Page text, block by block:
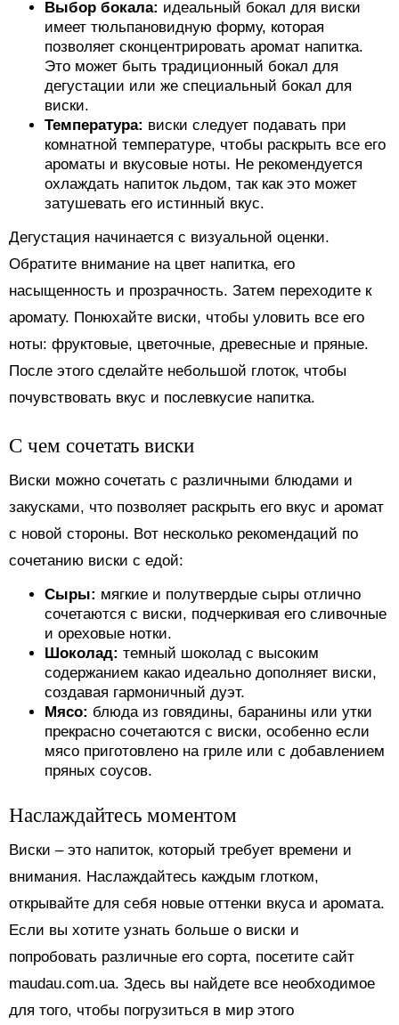
Выбор бокала: идеальный бокал для виски
имеет тюльпановидную форму, которая
позволяет сконцентрировать аромат напитка.
Это может быть традиционный бокал для
дегустации или же специальный бокал для
виски.
Температура: виски следует подавать при
комнатной температуре, чтобы раскрыть все его
ароматы и вкусовые ноты. Не рекомендуется
охлаждать напиток льдом, так как это может
затушевать его истинный вкус.
Дегустация начинается с визуальной оценки.
Обратите внимание на цвет напитка, его
насыщенность и прозрачность. Затем переходите к
аромату. Понюхайте виски, чтобы уловить все его
ноты: фруктовые, цветочные, древесные и пряные.
После этого сделайте небольшой глоток, чтобы
почувствовать вкус и послевкусие напитка.
С чем сочетать виски
Виски можно сочетать с различными блюдами и
закусками, что позволяет раскрыть его вкус и аромат
с новой стороны. Вот несколько рекомендаций по
сочетанию виски с едой:
Сыры: мягкие и полутвердые сыры отлично
сочетаются с виски, подчеркивая его сливочные
и ореховые нотки.
Шоколад: темный шоколад с высоким
содержанием какао идеально дополняет виски,
создавая гармоничный дуэт.
Мясо: блюда из говядины, баранины или утки
прекрасно сочетаются с виски, особенно если
мясо приготовлено на гриле или с добавлением
пряных соусов.
Наслаждайтесь моментом
Виски – это напиток, который требует времени и
внимания. Наслаждайтесь каждым глотком,
открывайте для себя новые оттенки вкуса и аромата.
Если вы хотите узнать больше о виски и
попробовать различные его сорта, посетите сайт
maudau.com.ua. Здесь вы найдете все необходимое
для того, чтобы погрузиться в мир этого